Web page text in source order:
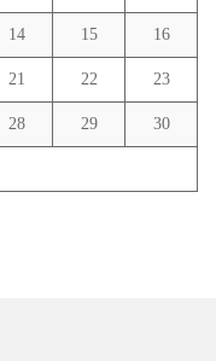
14 15 16
21 22 23
28 29 30